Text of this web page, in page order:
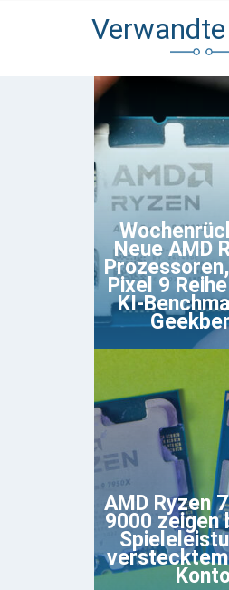
Neue AMD
Pixel 9
KI-
AMD Ryzen
9000 zeigen